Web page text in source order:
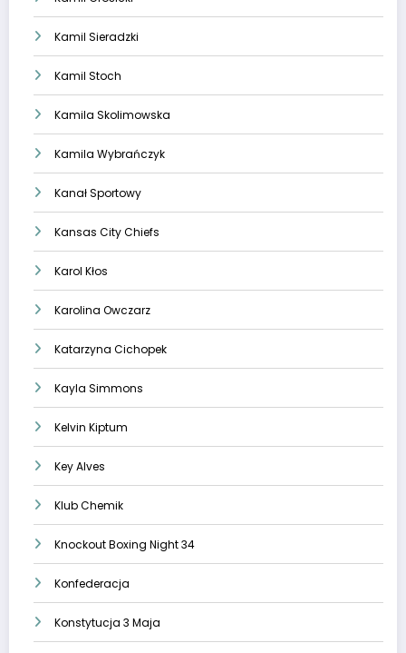
Kamil Sieradzki
Kamil Stoch
Kamila Skolimowska
Kamila Wybrańczyk
Kanał Sportowy
Kansas City Chiefs
Karol Kłos
Karolina Owczarz
Katarzyna Cichopek
Kayla Simmons
Kelvin Kiptum
Key Alves
Klub Chemik
Knockout Boxing Night 34
Konfederacja
Konstytucja 3 Maja